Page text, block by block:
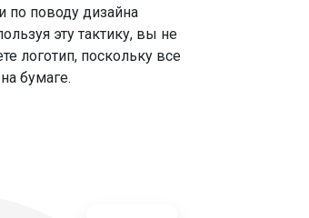
по поводу дизайна
эту тактику, вы не
логотип, поскольку все
бумаге.